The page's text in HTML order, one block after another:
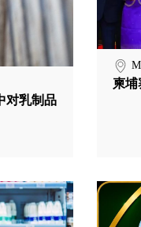
对乳制品
柬埔